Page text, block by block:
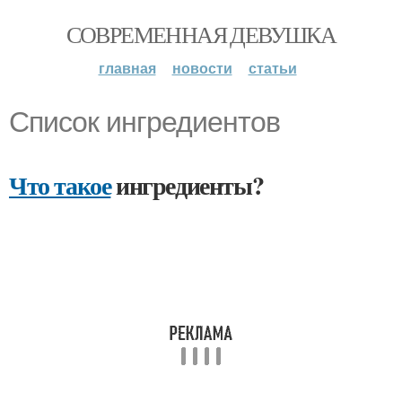
СОВРЕМЕННАЯ ДЕВУШКА
главная новости статьи
Список ингредиентов
Что такоеингредиенты?